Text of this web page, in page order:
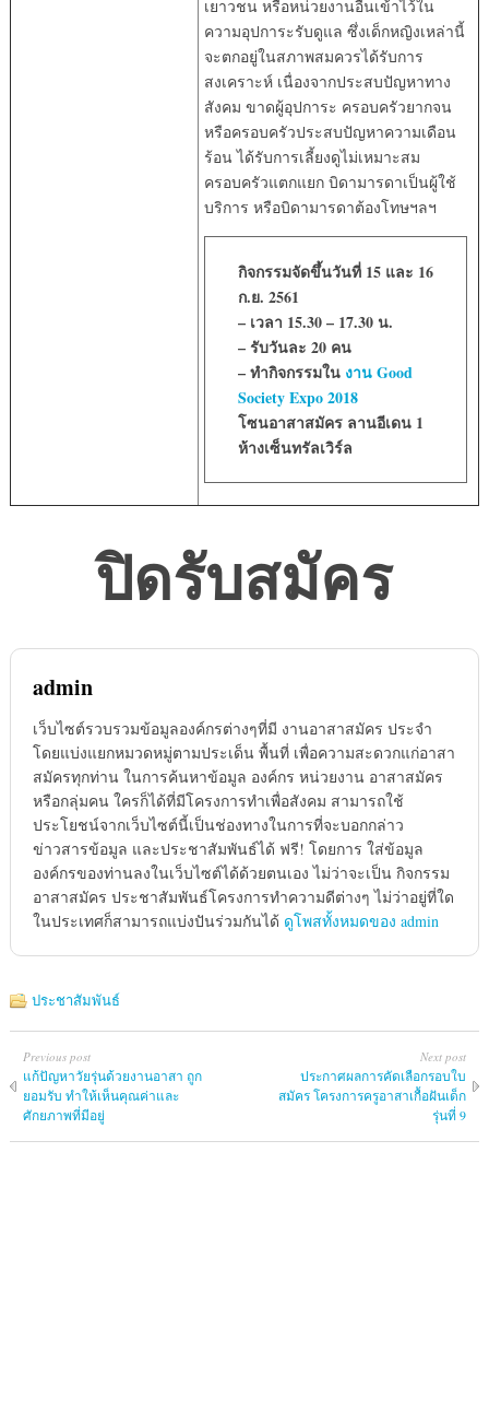
เยาวชน หรือหน่วยงานอื่นเข้าไว้ใน
ความอุปการะรับดูแล ซึ่งเด็กหญิงเหล่านี้
จะตกอยู่ในสภาพสมควรได้รับการ
สงเคราะห์ เนื่องจากประสบปัญหาทาง
สังคม ขาดผู้อุปการะ ครอบครัวยากจน
หรือครอบครัวประสบปัญหาความเดือน
ร้อน ได้รับการเลี้ยงดูไม่เหมาะสม
ครอบครัวแตกแยก บิดามารดาเป็นผู้ใช้
บริการ หรือบิดามารดาต้องโทษฯลฯ
กิจกรรมจัดขึ้นวันที่ 15 และ 16
ก.ย. 2561
– เวลา 15.30 – 17.30 น.
– รับวันละ 20 คน
– ทำกิจกรรมใน งาน Good
Society Expo 2018
โซนอาสาสมัคร ลานอีเดน 1
ห้างเซ็นทรัลเวิร์ล
ปิดรับสมัคร
admin
เว็บไซต์รวบรวมข้อมูลองค์กรต่างๆที่มี งานอาสาสมัคร ประจำ
โดยแบ่งแยกหมวดหมู่ตามประเด็น พื้นที่ เพื่อความสะดวกแก่อาสา
สมัครทุกท่าน ในการค้นหาข้อมูล องค์กร หน่วยงาน อาสาสมัคร
หรือกลุ่มคน ใครก็ได้ที่มีโครงการทำเพื่อสังคม สามารถใช้
ประโยชน์จากเว็บไซต์นี้เป็นช่องทางในการที่จะบอกกล่าว
ข่าวสารข้อมูล และประชาสัมพันธ์ได้ ฟรี! โดยการ ใส่ข้อมูล
องค์กรของท่านลงในเว็บไซต์ได้ด้วยตนเอง ไม่ว่าจะเป็น กิจกรรม
อาสาสมัคร ประชาสัมพันธ์โครงการทำความดีต่างๆ ไม่ว่าอยู่ที่ใด
ในประเทศก็สามารถแบ่งปันร่วมกันได้ ดูโพสทั้งหมดของ admin
ประชาสัมพันธ์
Previous post
แก้ปัญหาวัยรุ่นด้วยงานอาสา ถูก
ยอมรับ ทำให้เห็นคุณค่าและ
ศักยภาพที่มีอยู่
Next post
ประกาศผลการคัดเลือกรอบใบ
สมัคร โครงการครูอาสาเกื้อฝันเด็ก
รุ่นที่ 9